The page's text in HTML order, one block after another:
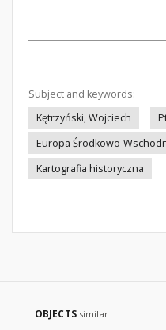
Subject and keywords:
Kętrzyński, Wojciech
Europa Środkowo-
Kartografia historyczna
OBJECTS similar